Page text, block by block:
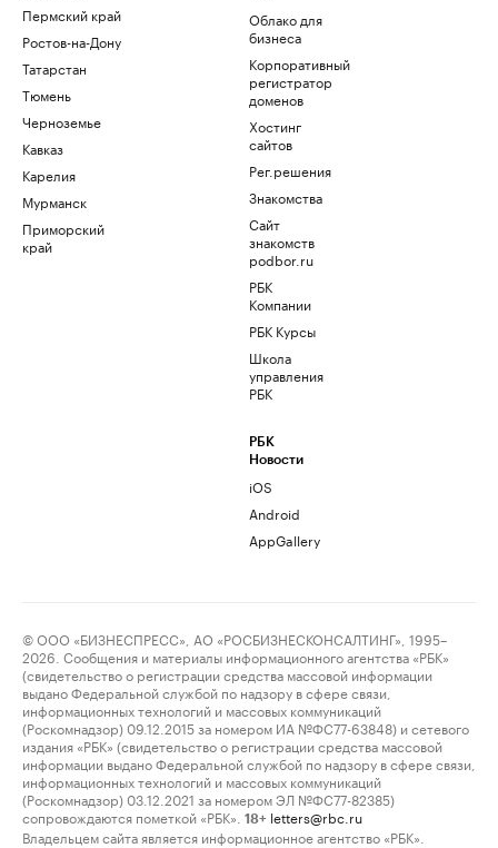
Пермский край
Ростов-на-Дону
Татарстан
Тюмень
Черноземье
Кавказ
Карелия
Мурманск
Приморский
край
Облако для
бизнеса
Корпоративный
регистратор
доменов
Хостинг
сайтов
Рег.решения
Знакомства
Сайт
знакомств
podbor.ru
РБК
Компании
РБК Курсы
Школа
управления
РБК
РБК
Новости
iOS
Android
AppGallery
© ООО «БИЗНЕСПРЕСС», АО «РОСБИЗНЕСКОНСАЛТИНГ», 1995–
2026. Сообщения и материалы информационного агентства «РБК»
(свидетельство о регистрации средства массовой информации
выдано Федеральной службой по надзору в сфере связи,
информационных технологий и массовых коммуникаций
(Роскомнадзор) 09.12.2015 за номером ИА №ФС77-63848) и сетевого
издания «РБК» (свидетельство о регистрации средства массовой
информации выдано Федеральной службой по надзору в сфере связи,
информационных технологий и массовых коммуникаций
(Роскомнадзор) 03.12.2021 за номером ЭЛ №ФС77-82385)
сопровождаются пометкой «РБК».
18+ letters@rbc.ru
Владельцем сайта является информационное агентство «РБК».